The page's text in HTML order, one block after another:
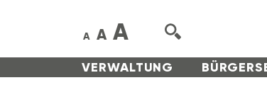
VERWAL­TUNG
A A A